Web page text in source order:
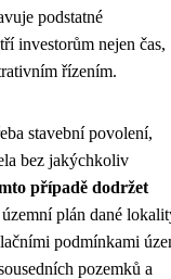
podstatné
investorům nejen čas,
řízením.
stavební povolení,
bez jakýchkoliv
případě dodržet
plán dané
podmínkami
pozemků a